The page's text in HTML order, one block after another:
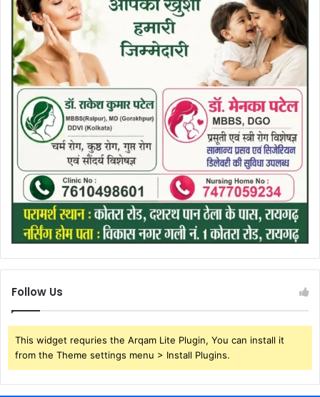
Follow Us
This widget requries the Arqam Lite Plugin, You can install it
from the Theme settings menu > Install Plugins.